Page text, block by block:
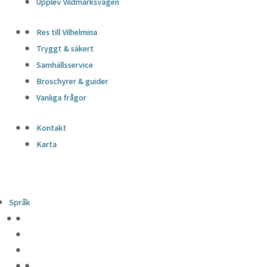
Res till Vilhelmina
Tryggt & säkert
Samhällsservice
Broschyrer & guider
Vanliga frågor
Kontakt
Karta
Språk